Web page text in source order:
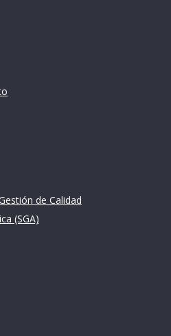
de Calidad
(SGA)